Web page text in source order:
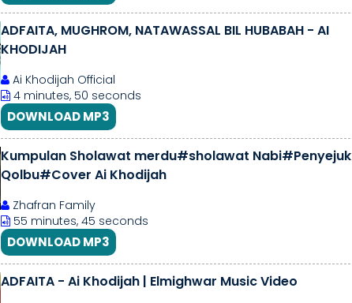
ADFAITA, MUGHROM, NATAWASSAL BIL HUBABAH - AI
KHODIJAH
Ai Khodijah Official
4 minutes, 50 seconds
DOWNLOAD MP3
Kumpulan Sholawat merdu#sholawat Nabi#Penyejuk
Qolbu#Cover Ai Khodijah
Zhafran Family
55 minutes, 45 seconds
DOWNLOAD MP3
ADFAITA - Ai Khodijah | Elmighwar Music Video